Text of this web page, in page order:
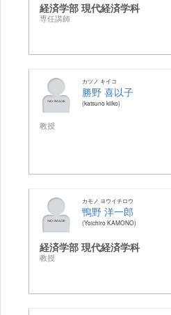
経済学部 現代経済学科
専任講師
カツノ キイコ
勝野 喜以子
katsuno kiiko
教授
カモノ ヨウイチロウ
鴨野 洋一郎
Yoichiro KAMONO
経済学部 現代経済学科
教授